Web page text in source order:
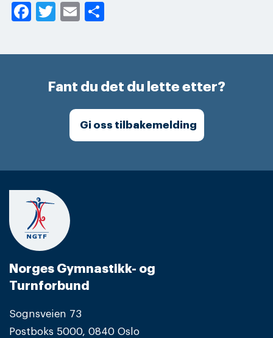
Facebook
Twitter
Email
Fant du det du lette etter?
Gi oss tilbakemelding
Norges Gymnastikk- og
Turnforbund
Sognsveien 73
Postboks 5000, 0840 Oslo